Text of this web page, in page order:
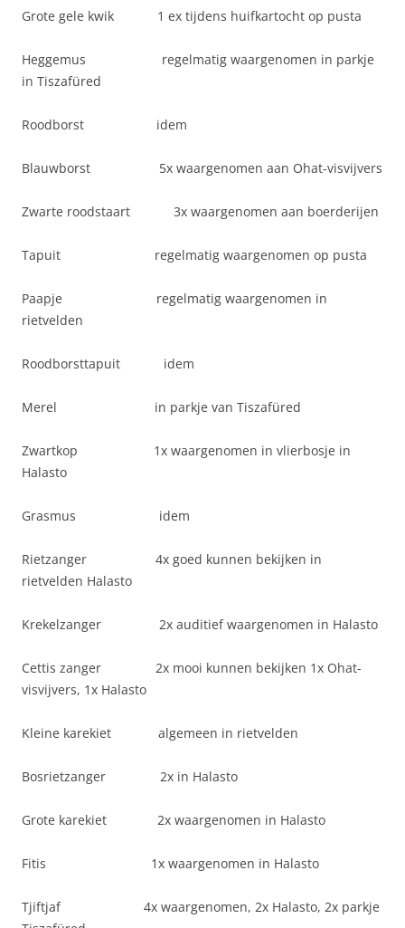
Grote gele kwik 1 ex tijdens huifkartocht op pusta
Heggemus regelmatig waargenomen in parkje
in Tiszafüred
Roodborst idem
Blauwborst 5x waargenomen aan Ohat-visvijvers
Zwarte roodstaart 3x waargenomen aan boerderijen
Tapuit regelmatig waargenomen op pusta
Paapje regelmatig waargenomen in
rietvelden
Roodborsttapuit idem
Merel in parkje van Tiszafüred
Zwartkop 1x waargenomen in vlierbosje in
Halasto
Grasmus idem
Rietzanger 4x goed kunnen bekijken in
rietvelden Halasto
Krekelzanger 2x auditief waargenomen in Halasto
Cettis zanger 2x mooi kunnen bekijken 1x Ohat-
visvijvers, 1x Halasto
Kleine karekiet algemeen in rietvelden
Bosrietzanger 2x in Halasto
Grote karekiet 2x waargenomen in Halasto
Fitis 1x waargenomen in Halasto
Tjiftjaf 4x waargenomen, 2x Halasto, 2x parkje